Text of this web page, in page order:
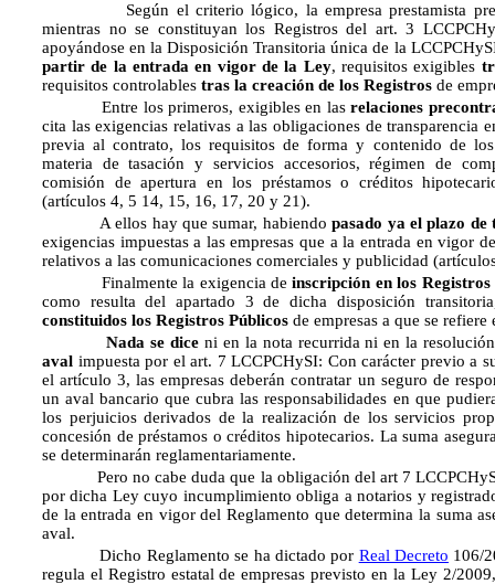
Según el criterio lógico, la empresa prestamista
mientras no se constituyan los Registros del art. 3
apoyándose en la Disposición Transitoria única de la
partir de la entrada en vigor de la Ley, requisitos exigibles
requisitos controlables tras la creación de los Registros de
Entre los primeros, exigibles en las relaciones
cita las exigencias relativas a las obligaciones de
previa al contrato, los requisitos de forma y contenido de
materia de tasación y servicios accesorios, régimen de
comisión de apertura en los préstamos o créditos
(artículos 4, 5 14, 15, 16, 17, 20 y 21).
A ellos hay que sumar, habiendopasado ya el plazo de
exigencias impuestas a las empresas que a la entrada en vigor
relativos a las comunicaciones comerciales y publicidad
Finalmente la exigencia deinscripción en los Registros
como resulta del apartado 3 de dicha disposición
constituidos los Registros Públicos de empresas a que se refiere
Nada se dice ni en la nota recurrida ni en la
aval impuesta por el art. 7 LCCPCHySI: Con carácter previo a
el artículo 3, las empresas deberán contratar un seguro de
un aval bancario que cubra las responsabilidades en que
los perjuicios derivados de la realización de los servicios
concesión de préstamos o créditos hipotecarios. La suma
se determinarán reglamentariamente.
Pero no cabe duda que la obligación del art 7 LCCPCHySI
por dicha Ley cuyo incumplimiento obliga a notarios y
de la entrada en vigor del Reglamento que determina la suma
aval.
Dicho Reglamento se ha dictado por Real Decreto 106/
regula el Registro estatal de empresas previsto en la Ley 2/